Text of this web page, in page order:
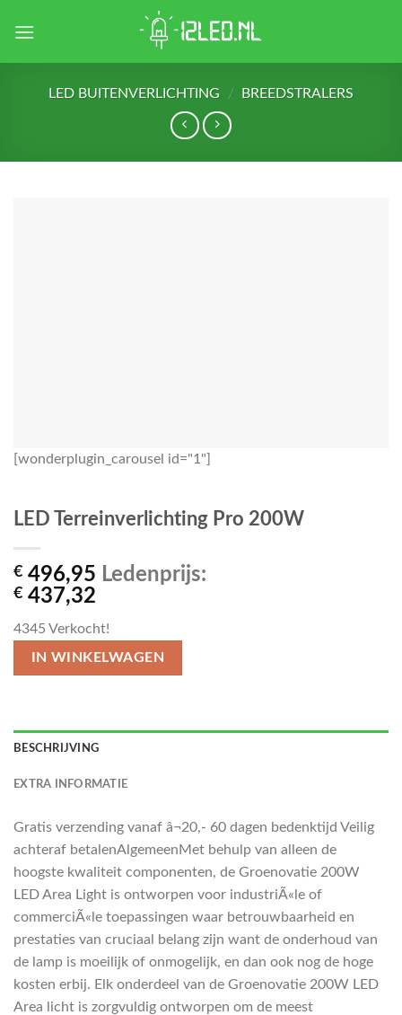
LED BUITENVERLICHTING / BREEDSTRALERS
[wonderplugin_carousel id="1"]
LED Terreinverlichting Pro 200W
€ 496,95 Ledenprijs:
€ 437,32
4345 Verkocht!
IN WINKELWAGEN
BESCHRIJVING
EXTRA INFORMATIE
Gratis verzending vanaf â¬20,- 60 dagen bedenktijd Veilig
achteraf betalenAlgemeenMet behulp van alleen de
hoogste kwaliteit componenten, de Groenovatie 200W
LED Area Light is ontworpen voor industriÃ«le of
commerciÃ«le toepassingen waar betrouwbaarheid en
prestaties van cruciaal belang zijn want de onderhoud van
de lamp is moeilijk of onmogelijk, en dan ook nog de hoge
kosten erbij. Elk onderdeel van de Groenovatie 200W LED
Area licht is zorgvuldig ontworpen om de meest